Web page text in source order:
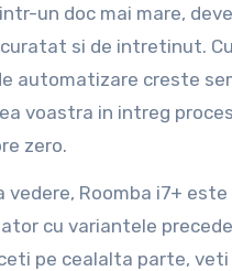
un doc mai mare,
si de intretinut.
automatizare creste
voastra in intreg
zero.
vedere, Roomba i7+
cu variantele
pe cealalta parte, veti